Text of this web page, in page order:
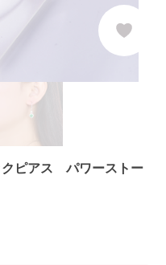
クピアス パワーストー